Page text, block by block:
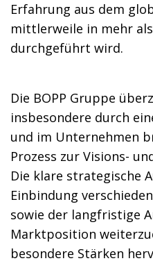
Erfahrung aus dem
mittlerweile in mehr
durchgeführt wird.
Die BOPP Gruppe
insbesondere durch
und im Unternehmen
Prozess zur Visions-
Die klare strategische
Einbindung
sowie der langfristige
Marktposition
besondere Stärken